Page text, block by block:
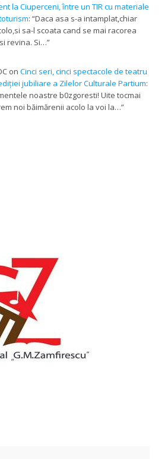
la Ciuperceni, între un TIR cu materiale
: “Daca asa s-a intamplat,chiar
sa-l scoata cand se mai racorea
revina. Si…”
onCinci seri, cinci spectacole de teatru
jubiliare a Zilelor Culturale Partium:
noastre b0zgoresti! Uite tocmai
noi băimărenii acolo la voi la…”